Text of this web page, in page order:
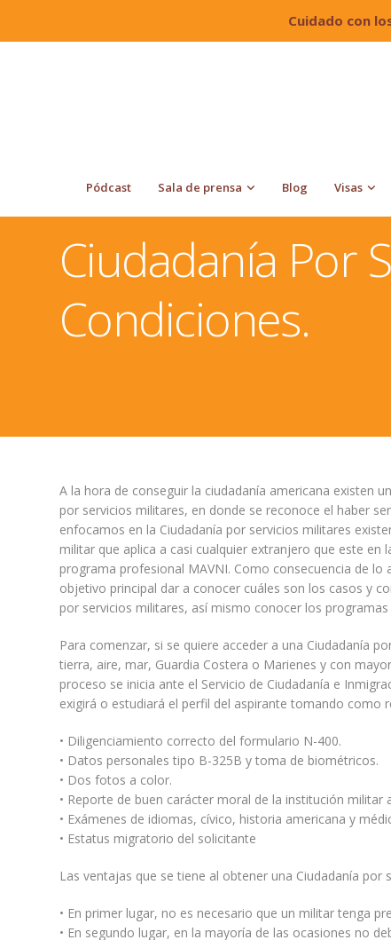
Cuidado con
Pódcast Sala de prensa Blog Visas
Quiroga Law Office, PLLC Ciudadanía en Estados
Ciudadanía Por
Condiciones.
A la hora de conseguir la ciudadanía americana existen
por servicios militares, en donde se reconoce el haber
enfocamos en la Ciudadanía por servicios militares
militar que aplica a casi cualquier extranjero que este
programa profesional MAVNI. Como consecuencia de
objetivo principal dar a conocer cuáles son los casos y
por servicios militares, así mismo conocer los
Para comenzar, si se quiere acceder a una Ciudadanía
tierra, aire, mar, Guardia Costera o Marienes y con
proceso se inicia ante el Servicio de Ciudadanía e
exigirá o estudiará el perfil del aspirante tomando como
• Diligenciamiento correcto del formulario N-400.
• Datos personales tipo B-325B y toma de biométricos.
• Dos fotos a color.
• Reporte de buen carácter moral de la institución militar
• Exámenes de idiomas, cívico, historia americana y
• Estatus migratorio del solicitante
Las ventajas que se tiene al obtener una Ciudadanía por
• En primer lugar, no es necesario que un militar tenga
• En segundo lugar, en la mayoría de las ocasiones no